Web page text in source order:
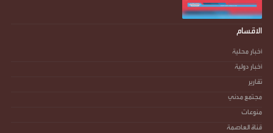
الاقسام
أخبار محلية
أخبار دولية
تقارير
مجتمع مدني
منوعات
قناة العاصمة